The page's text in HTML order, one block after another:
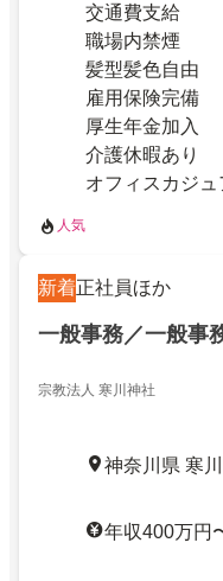
交通費支給
職場内禁煙
髪型髪色自由
雇用保険完備
厚生年金加入
介護休暇あり
オフィスカジュ
人気
新着正社員ほか
一般事務／一般事
宗教法人 寒川神社
神奈川県 寒
年収400万円